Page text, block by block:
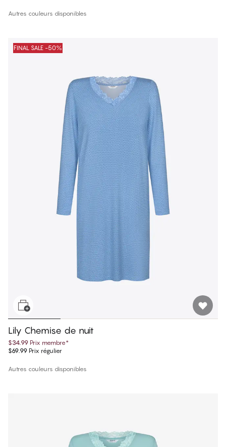
Autres couleurs disponibles
FINAL SALE -50%
Lily Chemise de nuit
$34.99 Prix membre*
$69.99 Prix régulier
Autres couleurs disponibles